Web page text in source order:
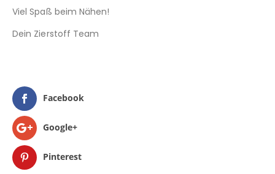
Viel Spaß beim Nähen!
Dein Zierstoff Team
Facebook
Google+
Pinterest